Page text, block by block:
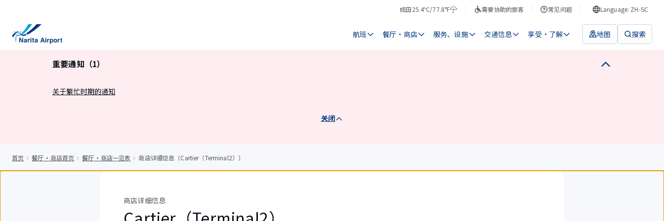
成田
气
25.4℃/77.8°F
天
需要协助的旅客 常见问题 Language: ZH-SC
航班 餐厅・商店 服务、设施 交通信息 享受・了解 地图 搜索
重要通知（1）
关于繁忙时期的通知
关闭
首页 餐厅・商店首页 餐厅・商店一览表 商店详细信息（Cartier（Terminal2））
商店详细信息